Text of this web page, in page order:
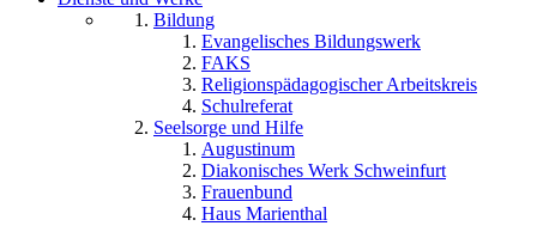
Bildung
Evangelisches Bildungswerk
FAKS
Religionspädagogischer Arbeitskreis
Schulreferat
Seelsorge und Hilfe
Augustinum
Diakonisches Werk Schweinfurt
Frauenbund
Haus Marienthal